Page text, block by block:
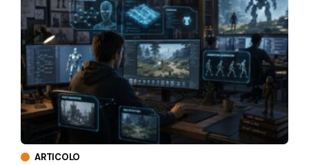
ARTICOLO